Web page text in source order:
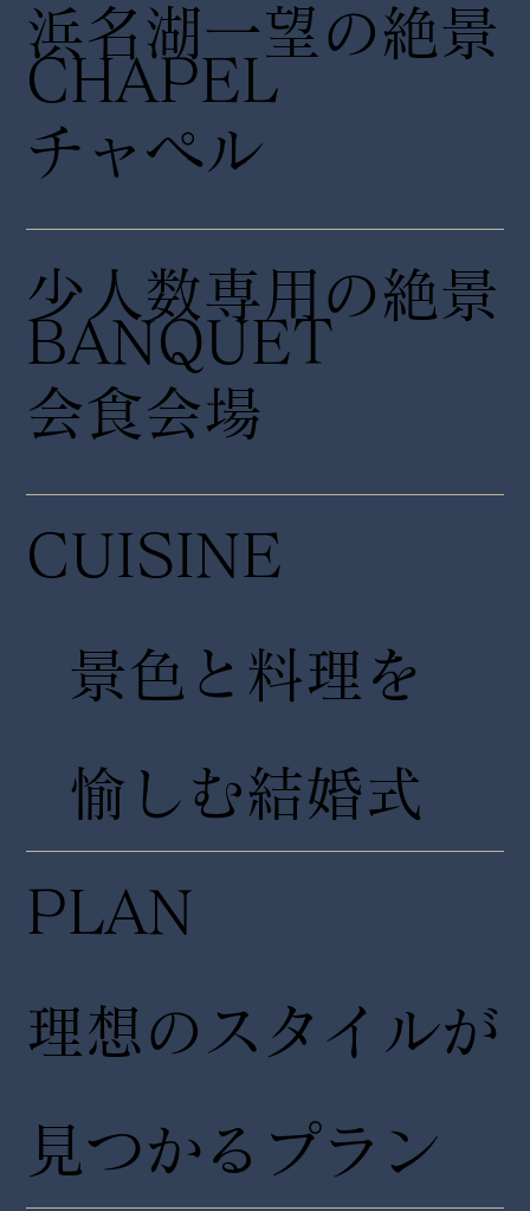
CUISINE
景色と料理を
愉しむ結婚式
PLAN
理想のスタイルが
見つかるプラン
浜名湖一望の絶景
チャペル
CHAPEL
少人数専用の絶景
会食会場
​BANQUET